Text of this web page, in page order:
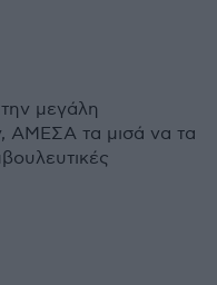
μεγάλη
ΑΜΕΣΑ τα μισά να τα